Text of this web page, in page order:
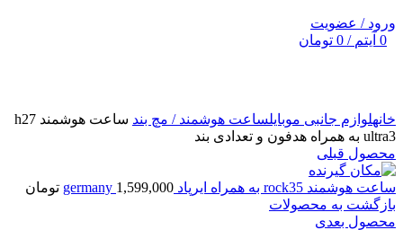
ورود / عضویت
0 آیتم /
0 تومان
خانهلوازم جانبی موبایلساعت هوشمند / مچ بند
ساعت هوشمند h27
ultra3 به همراه هدفون و تعدادی بند
محصول قبلی
ساعت هوشمند rock35 به همراه ایرپاد germany 1,599,000
تومان
بازگشت به محصولات
محصول بعدی